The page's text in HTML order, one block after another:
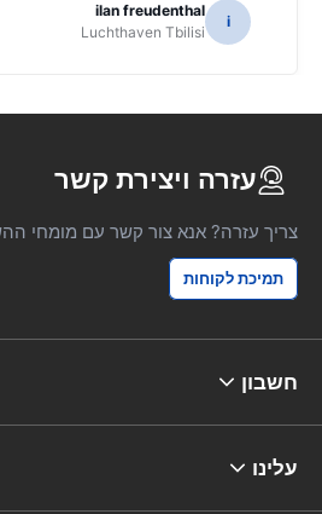
i
ilan freudenthal
Luchthaven Tbilisi
עזרה ויצירת קשר
צריך עזרה? אנא צור קשר עם מומחי
תמיכת לקוחות
חשבון
עלינו